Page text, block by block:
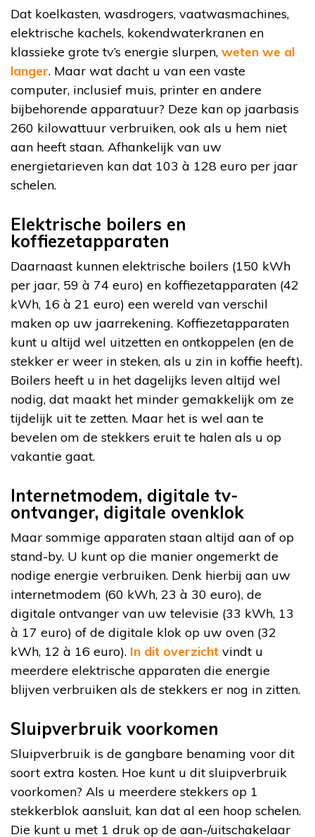
Dat koelkasten, wasdrogers, vaatwasmachines,
elektrische kachels, kokendwaterkranen en
klassieke grote tv’s energie slurpen, weten we al
langer. Maar wat dacht u van een vaste
computer, inclusief muis, printer en andere
bijbehorende apparatuur? Deze kan op jaarbasis
260 kilowattuur verbruiken, ook als u hem niet
aan heeft staan. Afhankelijk van uw
energietarieven kan dat 103 à 128 euro per jaar
schelen.
Elektrische boilers en
koffiezetapparaten
Daarnaast kunnen elektrische boilers (150 kWh
per jaar, 59 à 74 euro) en koffiezetapparaten (42
kWh, 16 à 21 euro) een wereld van verschil
maken op uw jaarrekening. Koffiezetapparaten
kunt u altijd wel uitzetten en ontkoppelen (en de
stekker er weer in steken, als u zin in koffie heeft).
Boilers heeft u in het dagelijks leven altijd wel
nodig, dat maakt het minder gemakkelijk om ze
tijdelijk uit te zetten. Maar het is wel aan te
bevelen om de stekkers eruit te halen als u op
vakantie gaat.
Internetmodem, digitale tv-
ontvanger, digitale ovenklok
Maar sommige apparaten staan altijd aan of op
stand-by. U kunt op die manier ongemerkt de
nodige energie verbruiken. Denk hierbij aan uw
internetmodem (60 kWh, 23 à 30 euro), de
digitale ontvanger van uw televisie (33 kWh, 13
à 17 euro) of de digitale klok op uw oven (32
kWh, 12 à 16 euro). In dit overzicht vindt u
meerdere elektrische apparaten die energie
blijven verbruiken als de stekkers er nog in zitten.
Sluipverbruik voorkomen
Sluipverbruik is de gangbare benaming voor dit
soort extra kosten. Hoe kunt u dit sluipverbruik
voorkomen? Als u meerdere stekkers op 1
stekkerblok aansluit, kan dat al een hoop schelen.
Die kunt u met 1 druk op de aan-/uitschakelaar